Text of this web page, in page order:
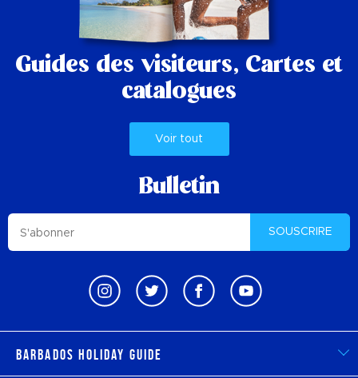
Guides des visiteurs, Cartes et
catalogues
Voir tout
Bulletin
SOUSCRIRE
Barbados Holiday Guide